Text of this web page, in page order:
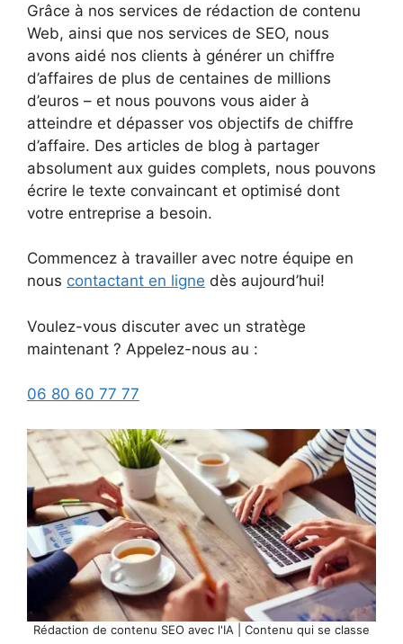
Grâce à nos services de rédaction de contenu
Web, ainsi que nos services de SEO, nous
avons aidé nos clients à générer un chiffre
d’affaires de plus de centaines de millions
d’euros – et nous pouvons vous aider à
atteindre et dépasser vos objectifs de chiffre
d’affaire. Des articles de blog à partager
absolument aux guides complets, nous pouvons
écrire le texte convaincant et optimisé dont
votre entreprise a besoin.
Commencez à travailler avec notre équipe en
nous contactant en ligne dès aujourd’hui!
Voulez-vous discuter avec un stratège
maintenant ? Appelez-nous au :
06 80 60 77 77
Rédaction de contenu SEO avec l'IA | Contenu qui se classe